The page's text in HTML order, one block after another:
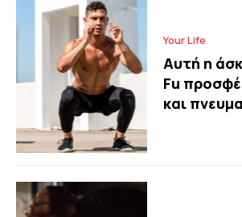
Your Life
Αυτή η
Fu
και